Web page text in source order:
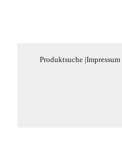
Produktsuche |Impressum